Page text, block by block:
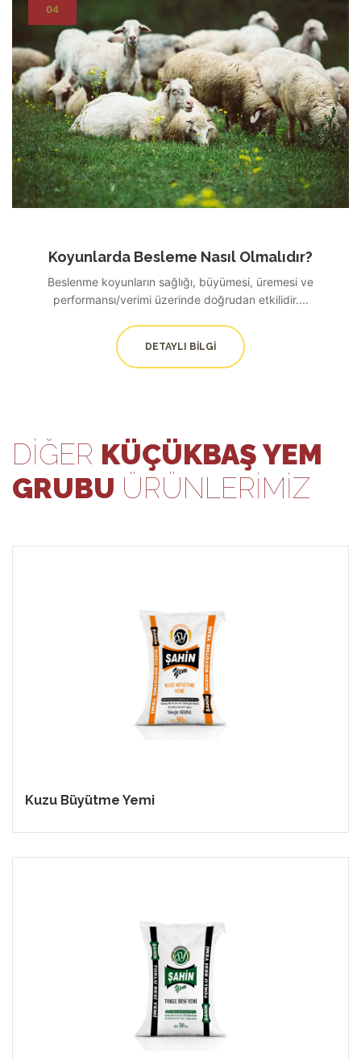
Koyunlarda Besleme Nasıl Olmalıdır?
Beslenme koyunların sağlığı, büyümesi, üremesi ve
performansı/verimi üzerinde doğrudan etkilidir....
DETAYLI BILGI
04
DIĞER KÜÇÜKBAŞ YEM
GRUBU ÜRÜNLERIMIZ
Kuzu Büyütme Yemi